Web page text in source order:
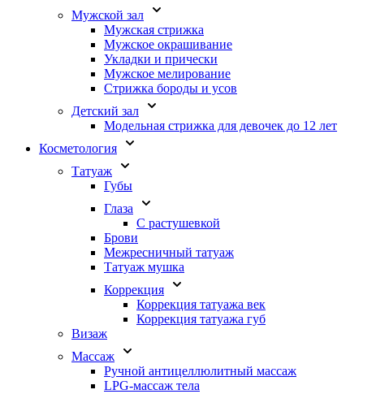
Мужской зал
Мужская стрижка
Мужское окрашивание
Укладки и прически
Мужское мелирование
Стрижка бороды и усов
Детский зал
Модельная стрижка для девочек до 12 лет
Косметология
Татуаж
Губы
Глаза
С растушевкой
Брови
Межресничный татуаж
Татуаж мушка
Коррекция
Коррекция татуажа век
Коррекция татуажа губ
Визаж
Массаж
Ручной антицеллюлитный массаж
LPG-массаж тела